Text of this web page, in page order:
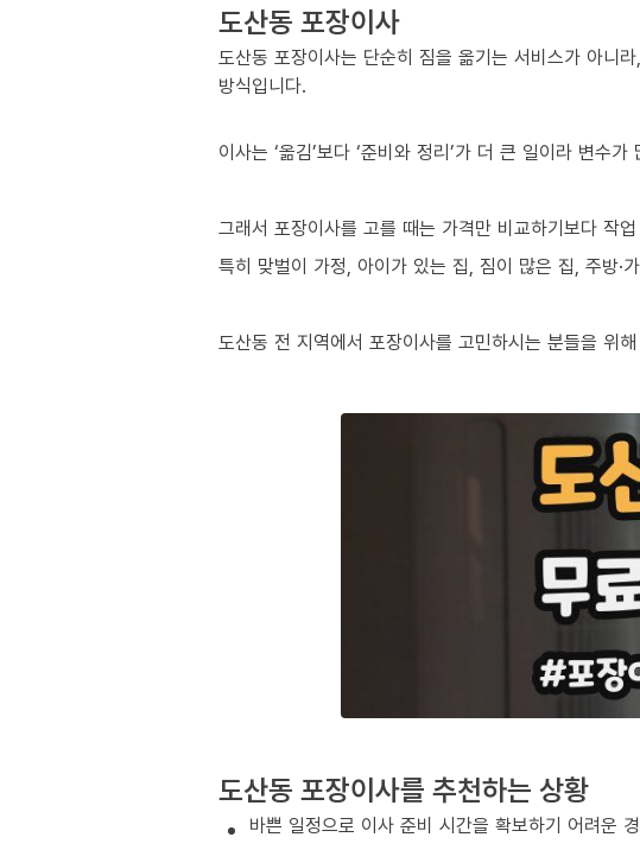
도산동 포장이사
도산동 포장이사는 단순히 짐을 옮기는 서비스가 아니
방식입니다.
이사는 ‘옮김’보다 ‘준비와 정리’가 더 큰 일이라 변수
그래서 포장이사를 고를 때는 가격만 비교하기보다 작
특히 맞벌이 가정, 아이가 있는 집, 짐이 많은 집, 주방·
도산동 전 지역에서 포장이사를 고민하시는 분들을 위
도산동 포장이사를 추천하는 상황
바쁜 일정으로 이사 준비 시간을 확보하기 어려운